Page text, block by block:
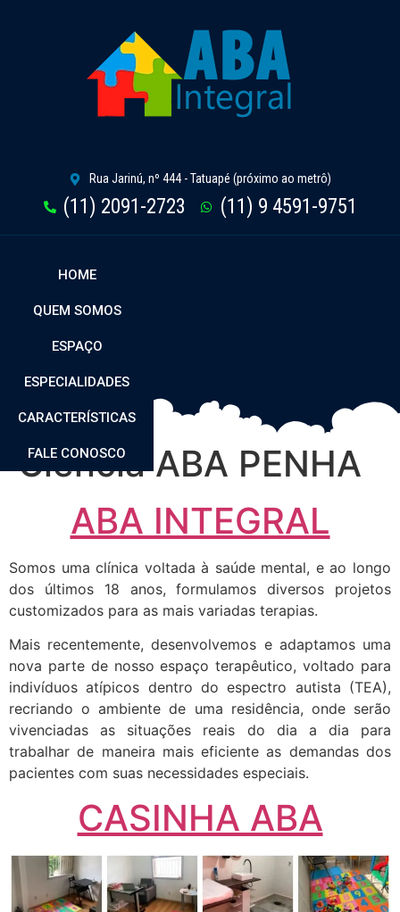
Rua Jarinú, nº 444 - Tatuapé (próximo ao metrô)
(11) 2091-2723 (11) 9 4591-9751
HOME
QUEM SOMOS
ESPAÇO
ESPECIALIDADES
CARACTERÍSTICAS
FALE CONOSCO
Ciência ABA PENHA
ABA INTEGRAL
Somos uma clínica voltada à saúde mental, e ao longo
dos últimos 18 anos, formulamos diversos projetos
customizados para as mais variadas terapias.
Mais recentemente, desenvolvemos e adaptamos uma
nova parte de nosso espaço terapêutico, voltado para
indivíduos atípicos dentro do espectro autista (TEA),
recriando o ambiente de uma residência, onde serão
vivenciadas as situações reais do dia a dia para
trabalhar de maneira mais eficiente as demandas dos
pacientes com suas necessidades especiais.
CASINHA ABA